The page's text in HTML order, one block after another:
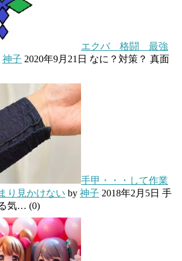
エクバ 格闘 最強
神子 2020年9月21日 なに？対策？ 真面
手甲・・・して作業
り見かけない by 神子 2018年2月5日 手
気… (0)